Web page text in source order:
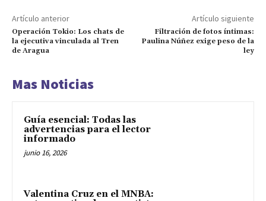
Artículo anterior
Operación Tokio: Los chats de
la ejecutiva vinculada al Tren
de Aragua
Artículo siguiente
Filtración de fotos íntimas:
Paulina Núñez exige peso de la
ley
Mas Noticias
Guía esencial: Todas las
advertencias para el lector
informado
junio 16, 2026
Valentina Cruz en el MNBA: